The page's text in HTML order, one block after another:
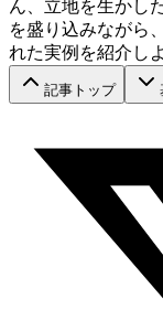
ん、立地を生かし
を盛り込みながら
れた実例を紹介し
記事トップ